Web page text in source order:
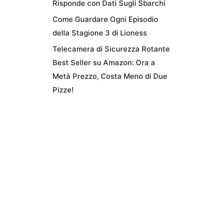
Risponde con Dati Sugli Sbarchi
Come Guardare Ogni Episodio
della Stagione 3 di Lioness
Telecamera di Sicurezza Rotante
Best Seller su Amazon: Ora a
Metà Prezzo, Costa Meno di Due
Pizze!